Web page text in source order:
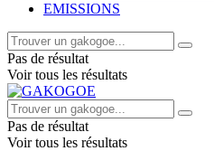
EMISSIONS
Pas de résultat
Voir tous les résultats
Pas de résultat
Voir tous les résultats